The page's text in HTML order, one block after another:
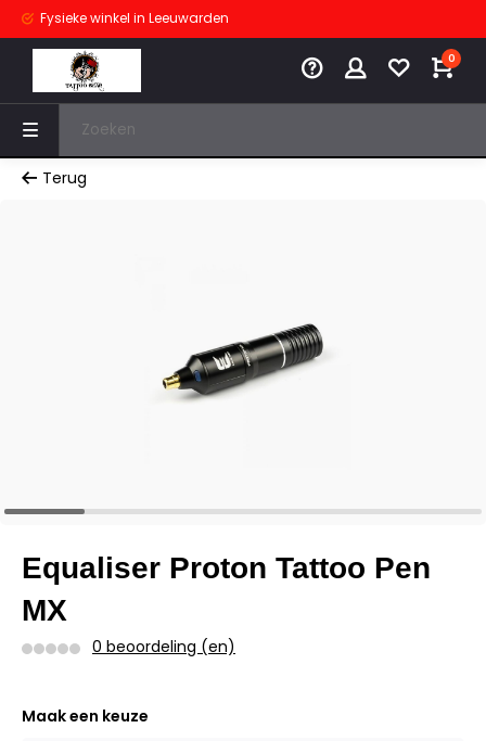
Fysieke winkel in Leeuwarden
0
Terug
Equaliser Proton Tattoo Pen
MX
0 beoordeling (en)
Maak een keuze